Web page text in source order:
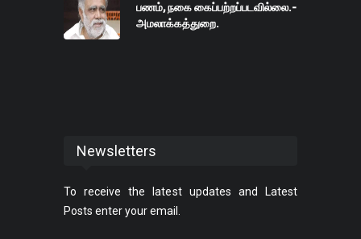
பணம், நகை கைப்பற்றப்படவில்லை.-
அமலாக்கத்துறை.
Newsletters
To receive the latest updates and Latest
Posts enter your email.